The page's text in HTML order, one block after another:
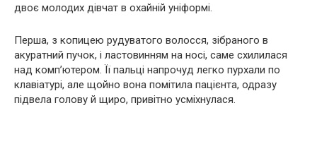
двоє молодих дівчат в охайній уніформі.
Перша, з копицею рудуватого волосся, зібраного в
акуратний пучок, і ластовинням на носі, саме схилилася
над комп’ютером. Її пальці напрочуд легко пурхали по
клавіатурі, але щойно вона помітила пацієнта, одразу
підвела голову й щиро, привітно усміхнулася.